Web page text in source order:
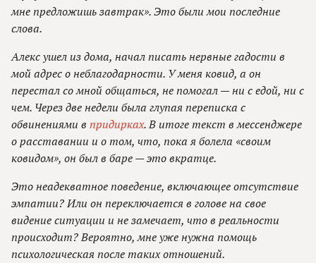
мне предложишь завтрак». Это были мои последние
слова.
Алекс ушел из дома, начал писать нервные гадости в
мой адрес о неблагодарности. У меня ковид, а он
перестал со мной общаться, не помогал — ни с едой, ни с
чем. Через две недели была глупая переписка с
обвинениями в придирках. В итоге текст в мессенджере
о расставании и о том, что, пока я болела «своим
ковидом», он был в баре — это вкратце.
Это неадекватное поведение, включающее отсутствие
эмпатии? Или он переключается в голове на свое
видение ситуации и не замечает, что в реальности
происходит? Вероятно, мне уже нужна помощь
психологическая после таких отношений.